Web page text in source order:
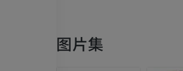
图片集
手部MRI